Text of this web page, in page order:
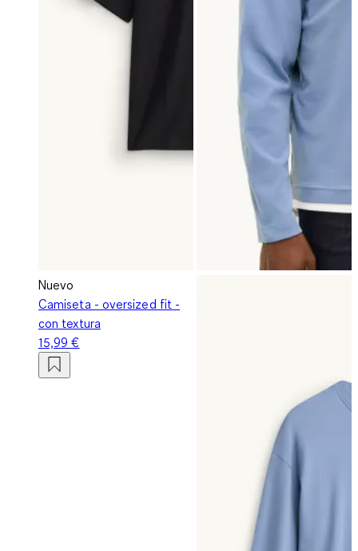
Nuevo
Camiseta - oversized fit -
con textura
15,99 €